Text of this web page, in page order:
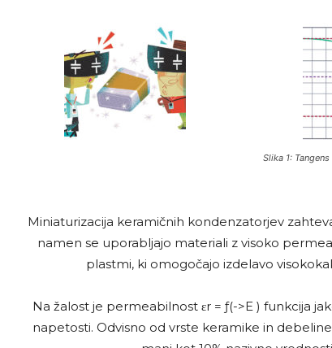
Slika 1:
Miniaturizacija keramičnih kondenzatorjev
namen se uporabljajo materiali z visoko
plastmi, ki omogočajo izdelavo
Na žalost je permeabilnost εr = ƒ(->E ) funkcija
napetosti. Odvisno od vrste keramike in